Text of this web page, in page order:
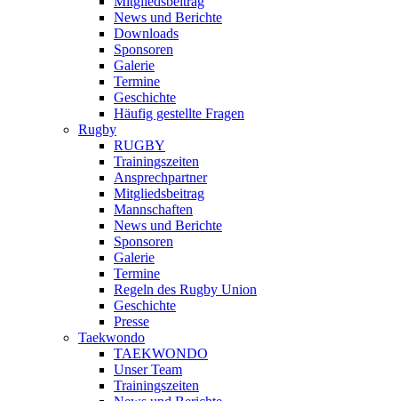
News und Berichte
Downloads
Sponsoren
Galerie
Termine
Geschichte
Häufig gestellte Fragen
Rugby
RUGBY
Trainingszeiten
Ansprechpartner
Mitgliedsbeitrag
Mannschaften
News und Berichte
Sponsoren
Galerie
Termine
Regeln des Rugby Union
Geschichte
Presse
Taekwondo
TAEKWONDO
Unser Team
Trainingszeiten